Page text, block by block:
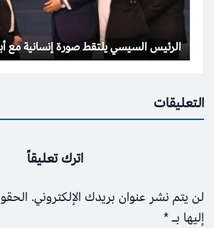
الرئيس السيسي يلتقط صورة إنسانية مع
التعليقات
اترك تعليقاً
لن يتم نشر عنوان بريدك الإلكتروني.
إليها بـ*